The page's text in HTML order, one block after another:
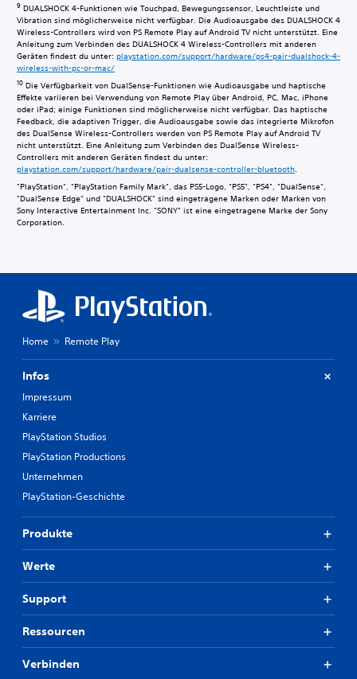
9 DUALSHOCK 4-Funktionen wie Touchpad, Bewegungssensor, Leuchtleiste und
Vibration sind möglicherweise nicht verfügbar. Die Audioausgabe des DUALSHOCK 4
Wireless-Controllers wird von PS Remote Play auf Android TV nicht unterstützt. Eine
Anleitung zum Verbinden des DUALSHOCK 4 Wireless-Controllers mit anderen
Geräten findest du unter: playstation.com/support/hardware/ps4-pair-dualshock-4-
wireless-with-pc-or-mac/
10 Die Verfügbarkeit von DualSense-Funktionen wie Audioausgabe und haptische
Effekte variieren bei Verwendung von Remote Play über Android, PC, Mac, iPhone
oder iPad; einige Funktionen sind möglicherweise nicht verfügbar. Das haptische
Feedback, die adaptiven Trigger, die Audioausgabe sowie das integrierte Mikrofon
des DualSense Wireless-Controllers werden von PS Remote Play auf Android TV
nicht unterstützt. Eine Anleitung zum Verbinden des DualSense Wireless-
Controllers mit anderen Geräten findest du unter:
playstation.com/support/hardware/pair-dualsense-controller-bluetooth.
"PlayStation", "PlayStation Family Mark", das PS5-Logo, "PS5", "PS4", "DualSense",
"DualSense Edge" und "DUALSHOCK" sind eingetragene Marken oder Marken von
Sony Interactive Entertainment Inc. "SONY" ist eine eingetragene Marke der Sony
Corporation.
Home Remote Play
Infos
Impressum
Karriere
PlayStation Studios
PlayStation Productions
Unternehmen
PlayStation-Geschichte
Produkte
Werte
Support
Ressourcen
Verbinden